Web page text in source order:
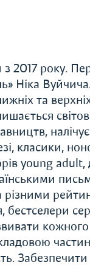
2017 року.
Ніка
та
класики,
young adult,
бестселери